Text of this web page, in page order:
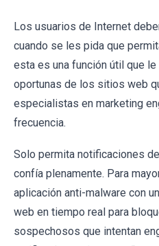
Los usuarios de Internet
cuando se les pida que
esta es una función útil que
oportunas de los sitios web
especialistas en marketing
frecuencia.
Solo permita notificaciones
confía plenamente. Para
aplicación anti-malware con
web en tiempo real para
sospechosos que intentan